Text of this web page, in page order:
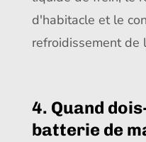
d'habitacle et le
refroidissement de
4. Quand
batterie de